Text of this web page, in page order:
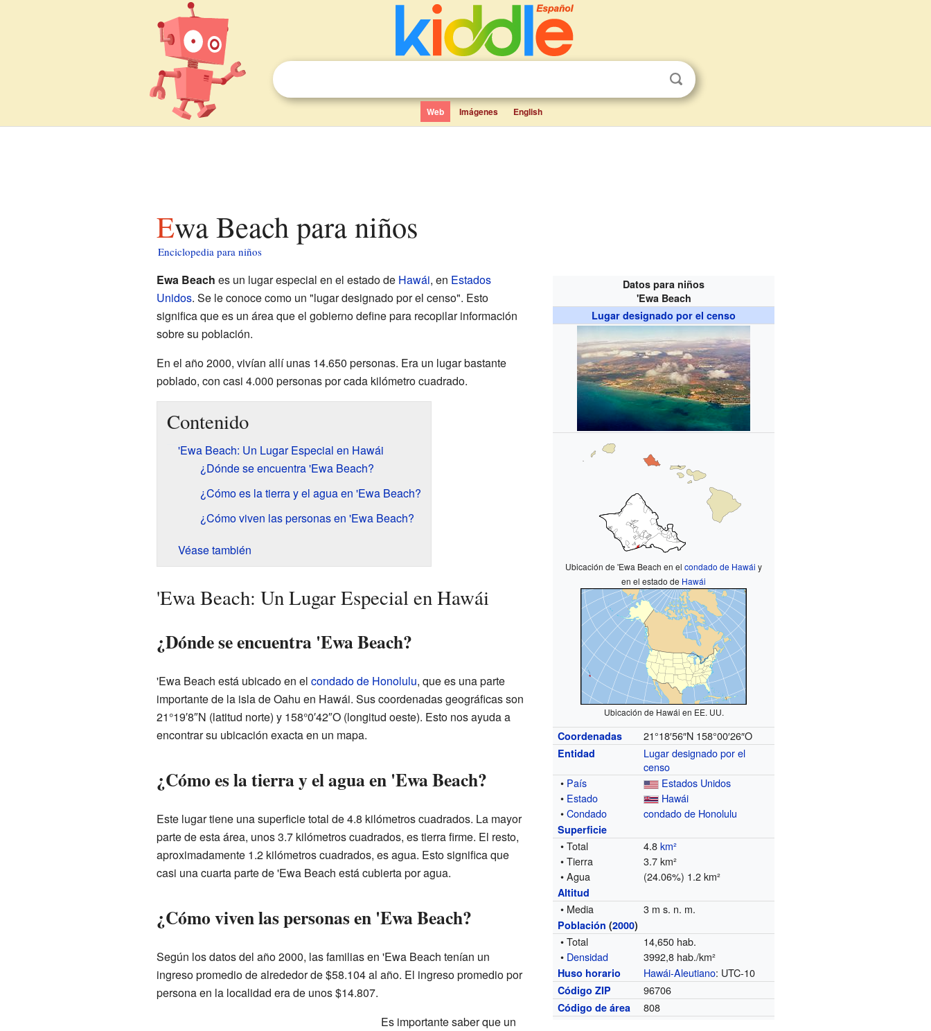
Web Imágenes English
Ewa Beach para niños
Enciclopedia para niños
Datos para niños
'Ewa Beach
Lugar designado por el censo
Ubicación de 'Ewa Beach en elcondado de Hawái y
en el estado de Hawái
Ubicación de Hawái en EE. UU.
Coordenadas 21°18′56″N 158°00′26″O
Entidad
Lugar designado por el
censo
• País
Estados Unidos
• Estado
Hawái
•Condado condado de Honolulu
Superficie
• Total 4.8km²
• Tierra
3.7 km²
• Agua
(24.06%) 1.2 km²
Altitud
• Media 3 m s. n. m.
Población (2000)
• Total
14,650 hab.
• Densidad 3992,8 hab./km²
Huso horario Hawái-Aleutiano: UTC-10
Código ZIP 96706
Código de área 808
Ewa Beach es un lugar especial en el estado de Hawái, en Estados
Unidos. Se le conoce como un "lugar designado por el censo". Esto
significa que es un área que el gobierno define para recopilar información
sobre su población.
En el año 2000, vivían allí unas 14.650 personas. Era un lugar bastante
poblado, con casi 4.000 personas por cada kilómetro cuadrado.
Contenido
'Ewa Beach: Un Lugar Especial en Hawái
¿Dónde se encuentra 'Ewa Beach?
¿Cómo es la tierra y el agua en 'Ewa Beach?
¿Cómo viven las personas en 'Ewa Beach?
Véase también
'Ewa Beach: Un Lugar Especial en Hawái
¿Dónde se encuentra 'Ewa Beach?
'Ewa Beach está ubicado en el condado de Honolulu, que es una parte
importante de la isla de Oahu en Hawái. Sus coordenadas geográficas son
21°19′8″N (latitud norte) y 158°0′42″O (longitud oeste). Esto nos ayuda a
encontrar su ubicación exacta en un mapa.
¿Cómo es la tierra y el agua en 'Ewa Beach?
Este lugar tiene una superficie total de 4.8 kilómetros cuadrados. La mayor
parte de esta área, unos 3.7 kilómetros cuadrados, es tierra firme. El resto,
aproximadamente 1.2 kilómetros cuadrados, es agua. Esto significa que
casi una cuarta parte de 'Ewa Beach está cubierta por agua.
¿Cómo viven las personas en 'Ewa Beach?
Según los datos del año 2000, las familias en 'Ewa Beach tenían un
ingreso promedio de alrededor de $58.104 al año. El ingreso promedio por
persona en la localidad era de unos $14.807.
Es importante saber que un